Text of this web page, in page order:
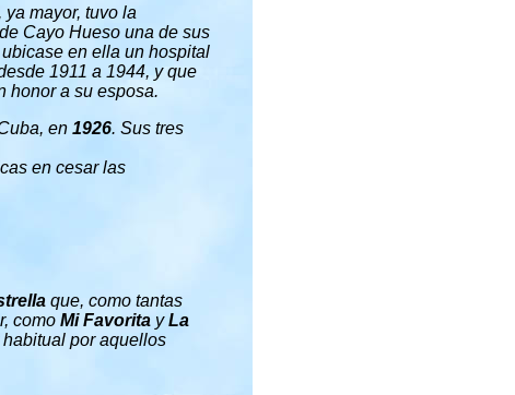
mayor, tuvo la
Cayo Hueso una de sus
en ella un hospital
1911 a 1944, y que
honor a su esposa.
en 1926. Sus tres
en cesar las
que, como tantas
como Mi Favorita yLa
por aquellos